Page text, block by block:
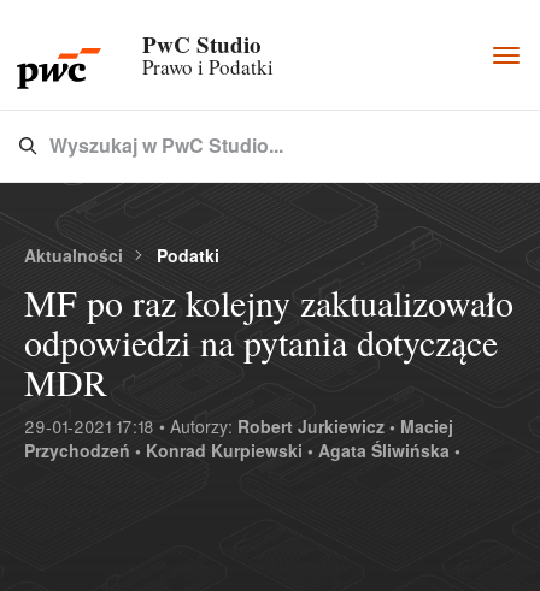
PwC Studio
Prawo i Podatki
Type 3 or more characters for results.
Wyszukaj w PwC Studio...
Aktualności Podatki
MF po raz kolejny zaktualizowało
odpowiedzi na pytania dotyczące
MDR
29-01-2021 17:18 • Autorzy: Robert Jurkiewicz • Maciej
Przychodzeń • Konrad Kurpiewski • Agata Śliwińska •